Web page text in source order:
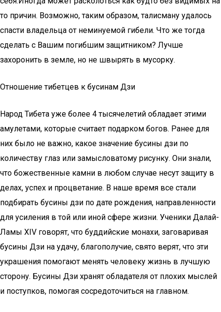
то причин. Возможно, таким образом, талисману удалось
спасти владельца от неминуемой гибели. Что же тогда
сделать с Вашим погибшим защитником? Лучше
захоронить в земле, но не швырять в мусорку.
Отношение тибетцев к бусинам Дзи
Народ Тибета уже более 4 тысячелетий обладает этими
амулетами, которые считает подарком богов. Ранее для
них было не важно, какое значение бусины дзи по
количеству глаз или замысловатому рисунку. Они знали,
что божественные камни в любом случае несут защиту в
делах, успех и процветание. В наше время все стали
подбирать бусины дзи по дате рождения, направленности
для усиления в той или иной сфере жизни. Ученики Далай-
Ламы XIV говорят, что буддийские монахи, заговаривая
бусины Дзи на удачу, благополучие, свято верят, что эти
украшения помогают менять человеку жизнь в лучшую
сторону. Бусины Дзи хранят обладателя от плохих мыслей
и поступков, помогая сосредоточиться на главном.